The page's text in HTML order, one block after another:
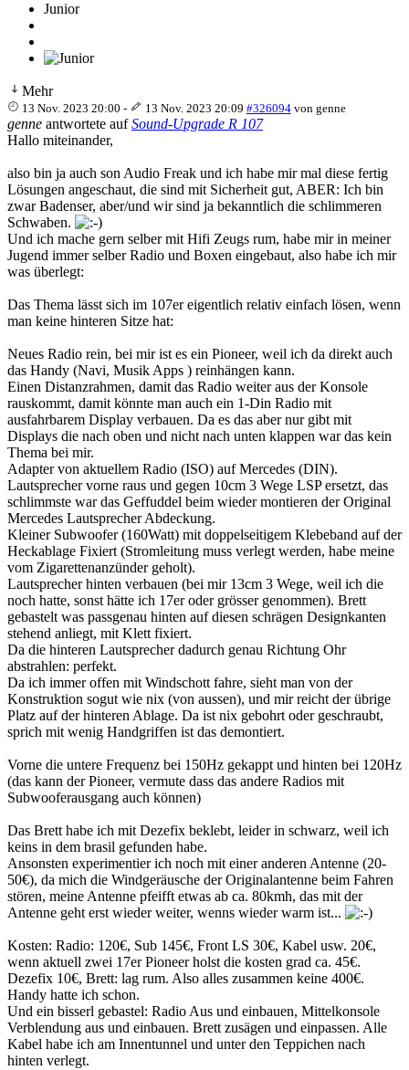
Junior
Mehr
13 Nov. 2023 20:00 - 13 Nov. 2023 20:09 #326094 von genne
genne antwortete aufSound-Upgrade R 107
Hallo miteinander,
also bin ja auch son Audio Freak und ich habe mir mal diese fertig
Lösungen angeschaut, die sind mit Sicherheit gut, ABER: Ich bin
zwar Badenser, aber/und wir sind ja bekanntlich die schlimmeren
Schwaben.
Und ich mache gern selber mit Hifi Zeugs rum, habe mir in meiner
Jugend immer selber Radio und Boxen eingebaut, also habe ich mir
was überlegt:
Das Thema lässt sich im 107er eigentlich relativ einfach lösen, wenn
man keine hinteren Sitze hat:
Neues Radio rein, bei mir ist es ein Pioneer, weil ich da direkt auch
das Handy (Navi, Musik Apps ) reinhängen kann.
Einen Distanzrahmen, damit das Radio weiter aus der Konsole
rauskommt, damit könnte man auch ein 1-Din Radio mit
ausfahrbarem Display verbauen. Da es das aber nur gibt mit
Displays die nach oben und nicht nach unten klappen war das kein
Thema bei mir.
Adapter von aktuellem Radio (ISO) auf Mercedes (DIN).
Lautsprecher vorne raus und gegen 10cm 3 Wege LSP ersetzt, das
schlimmste war das Geffuddel beim wieder montieren der Original
Mercedes Lautsprecher Abdeckung.
Kleiner Subwoofer (160Watt) mit doppelseitigem Klebeband auf der
Heckablage Fixiert (Stromleitung muss verlegt werden, habe meine
vom Zigarettenanzünder geholt).
Lautsprecher hinten verbauen (bei mir 13cm 3 Wege, weil ich die
noch hatte, sonst hätte ich 17er oder grösser genommen). Brett
gebastelt was passgenau hinten auf diesen schrägen Designkanten
stehend anliegt, mit Klett fixiert.
Da die hinteren Lautsprecher dadurch genau Richtung Ohr
abstrahlen: perfekt.
Da ich immer offen mit Windschott fahre, sieht man von der
Konstruktion sogut wie nix (von aussen), und mir reicht der übrige
Platz auf der hinteren Ablage. Da ist nix gebohrt oder geschraubt,
sprich mit wenig Handgriffen ist das demontiert.
Vorne die untere Frequenz bei 150Hz gekappt und hinten bei 120Hz
(das kann der Pioneer, vermute dass das andere Radios mit
Subwooferausgang auch können)
Das Brett habe ich mit Dezefix beklebt, leider in schwarz, weil ich
keins in dem brasil gefunden habe.
Ansonsten experimentier ich noch mit einer anderen Antenne (20-
50€), da mich die Windgeräusche der Originalantenne beim Fahren
stören, meine Antenne pfeifft etwas ab ca. 80kmh, das mit der
Antenne geht erst wieder weiter, wenns wieder warm ist...
Kosten: Radio: 120€, Sub 145€, Front LS 30€, Kabel usw. 20€,
wenn aktuell zwei 17er Pioneer holst die kosten grad ca. 45€.
Dezefix 10€, Brett: lag rum. Also alles zusammen keine 400€.
Handy hatte ich schon.
Und ein bisserl gebastel: Radio Aus und einbauen, Mittelkonsole
Verblendung aus und einbauen. Brett zusägen und einpassen. Alle
Kabel habe ich am Innentunnel und unter den Teppichen nach
hinten verlegt.